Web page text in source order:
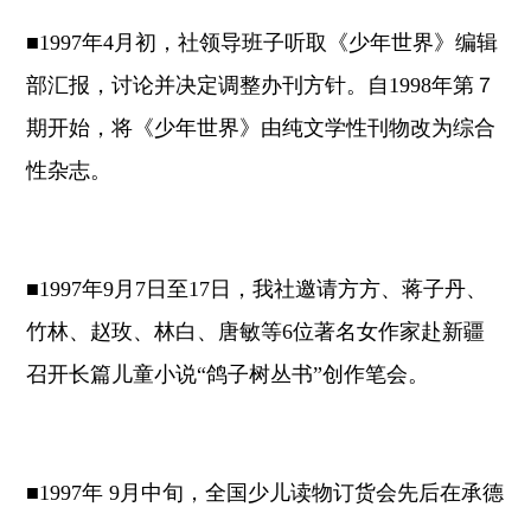
■1997年4月初，社领导班子听取《少年世界》编辑
部汇报，讨论并决定调整办刊方针。自1998年第７
期开始，将《少年世界》由纯文学性刊物改为综合
性杂志。
■1997年9月7日至17日，我社邀请方方、蒋子丹、
竹林、赵玫、林白、唐敏等6位著名女作家赴新疆
召开长篇儿童小说“鸽子树丛书”创作笔会。
■1997年 9月中旬，全国少儿读物订货会先后在承德